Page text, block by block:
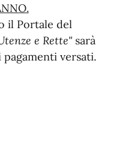
il Portale del
e Rette" sarà
versati.